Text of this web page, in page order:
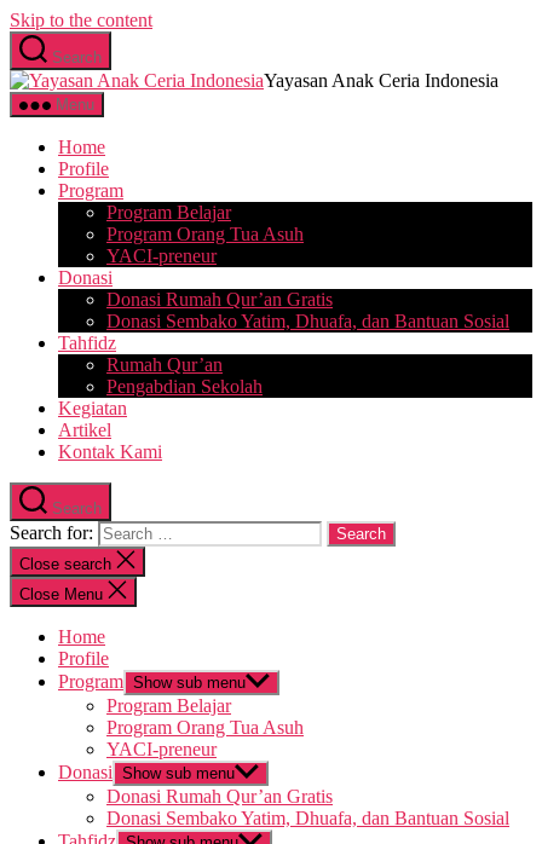
Skip to the content
Search
Yayasan Anak Ceria Indonesia
Menu
Home
Profile
Program
Program Belajar
Program Orang Tua Asuh
YACI-preneur
Donasi
Donasi Rumah Qur’an Gratis
Donasi Sembako Yatim, Dhuafa, dan Bantuan Sosial
Tahfidz
Rumah Qur’an
Pengabdian Sekolah
Kegiatan
Artikel
Kontak Kami
Search
Search for:
Close search
Close Menu
Home
Profile
Program Show sub menu
Program Belajar
Program Orang Tua Asuh
YACI-preneur
Donasi Show sub menu
Donasi Rumah Qur’an Gratis
Donasi Sembako Yatim, Dhuafa, dan Bantuan Sosial